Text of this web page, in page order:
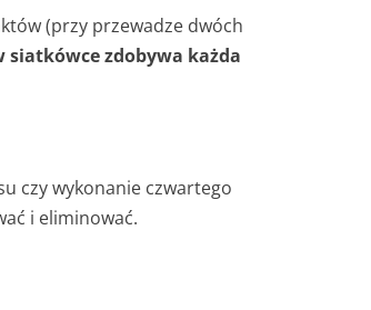
(przy przewadze dwóch
siatkówce zdobywa każda
czy wykonanie czwartego
i eliminować.